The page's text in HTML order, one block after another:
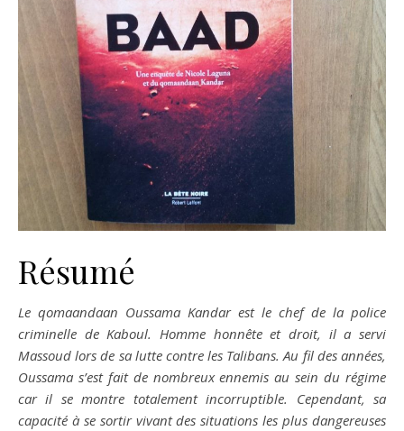
Résumé
Le qomaandaan Oussama Kandar est le chef de la police
criminelle de Kaboul. Homme honnête et droit, il a servi
Massoud lors de sa lutte contre les Talibans. Au fil des années,
Oussama s’est fait de nombreux ennemis au sein du régime
car il se montre totalement incorruptible. Cependant, sa
capacité à se sortir vivant des situations les plus dangereuses